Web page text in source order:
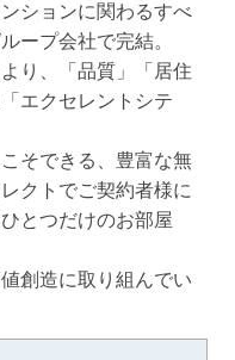
ションに関わるすべ
ープ会社で完結。
り、「品質」「居住
エクセレントシテ
そできる、豊富な無
クトでご契約者様に
とつだけのお部屋
創造に取り組んでい